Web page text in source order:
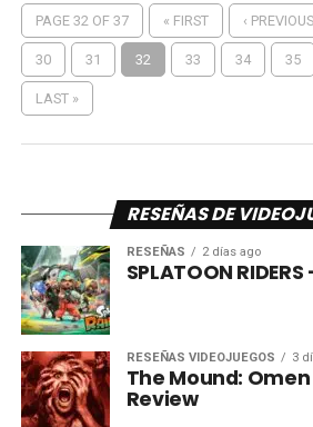
PAGE 32 OF 37 « FIRST ‹ PREVIOUS
30 31 32 33 34 35
LAST »
RESEÑAS DE
RESEÑAS 2 días ago
SPLATOON
RESEÑAS VIDEOJUEGOS 3
The Mound:
Review